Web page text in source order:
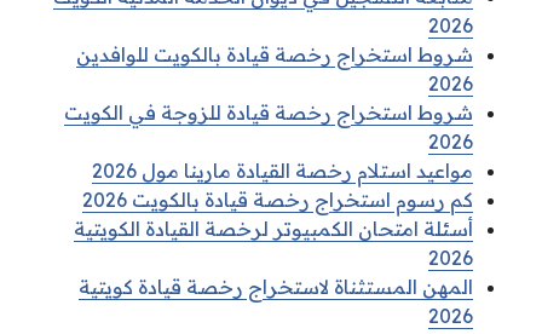
2026
شروط استخراج رخصة قيادة بالكويت للوافدين
2026
شروط استخراج رخصة قيادة للزوجة في الكويت
2026
مواعيد استلام رخصة القيادة مارينا مول 2026
كم رسوم استخراج رخصة قيادة بالكويت 2026
أسئلة امتحان الكمبيوتر لرخصة القيادة الكويتية
2026
المهن المستثناة لاستخراج رخصة قيادة كويتية
2026